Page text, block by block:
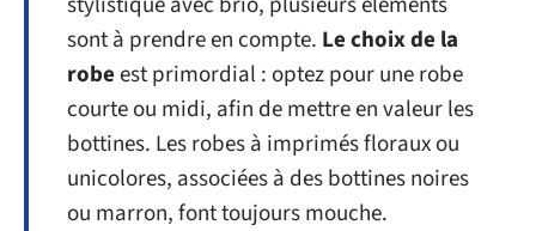
sont à prendre en compte. Le choix de la
robeest primordial : optez pour une robe
courte ou midi, afin de mettre en valeur les
bottines. Les robes à imprimés floraux ou
unicolores, associées à des bottines noires
ou marron, font toujours mouche.